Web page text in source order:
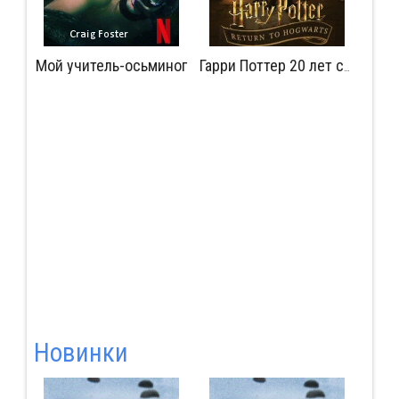
Мой учитель-осьминог
Новинки